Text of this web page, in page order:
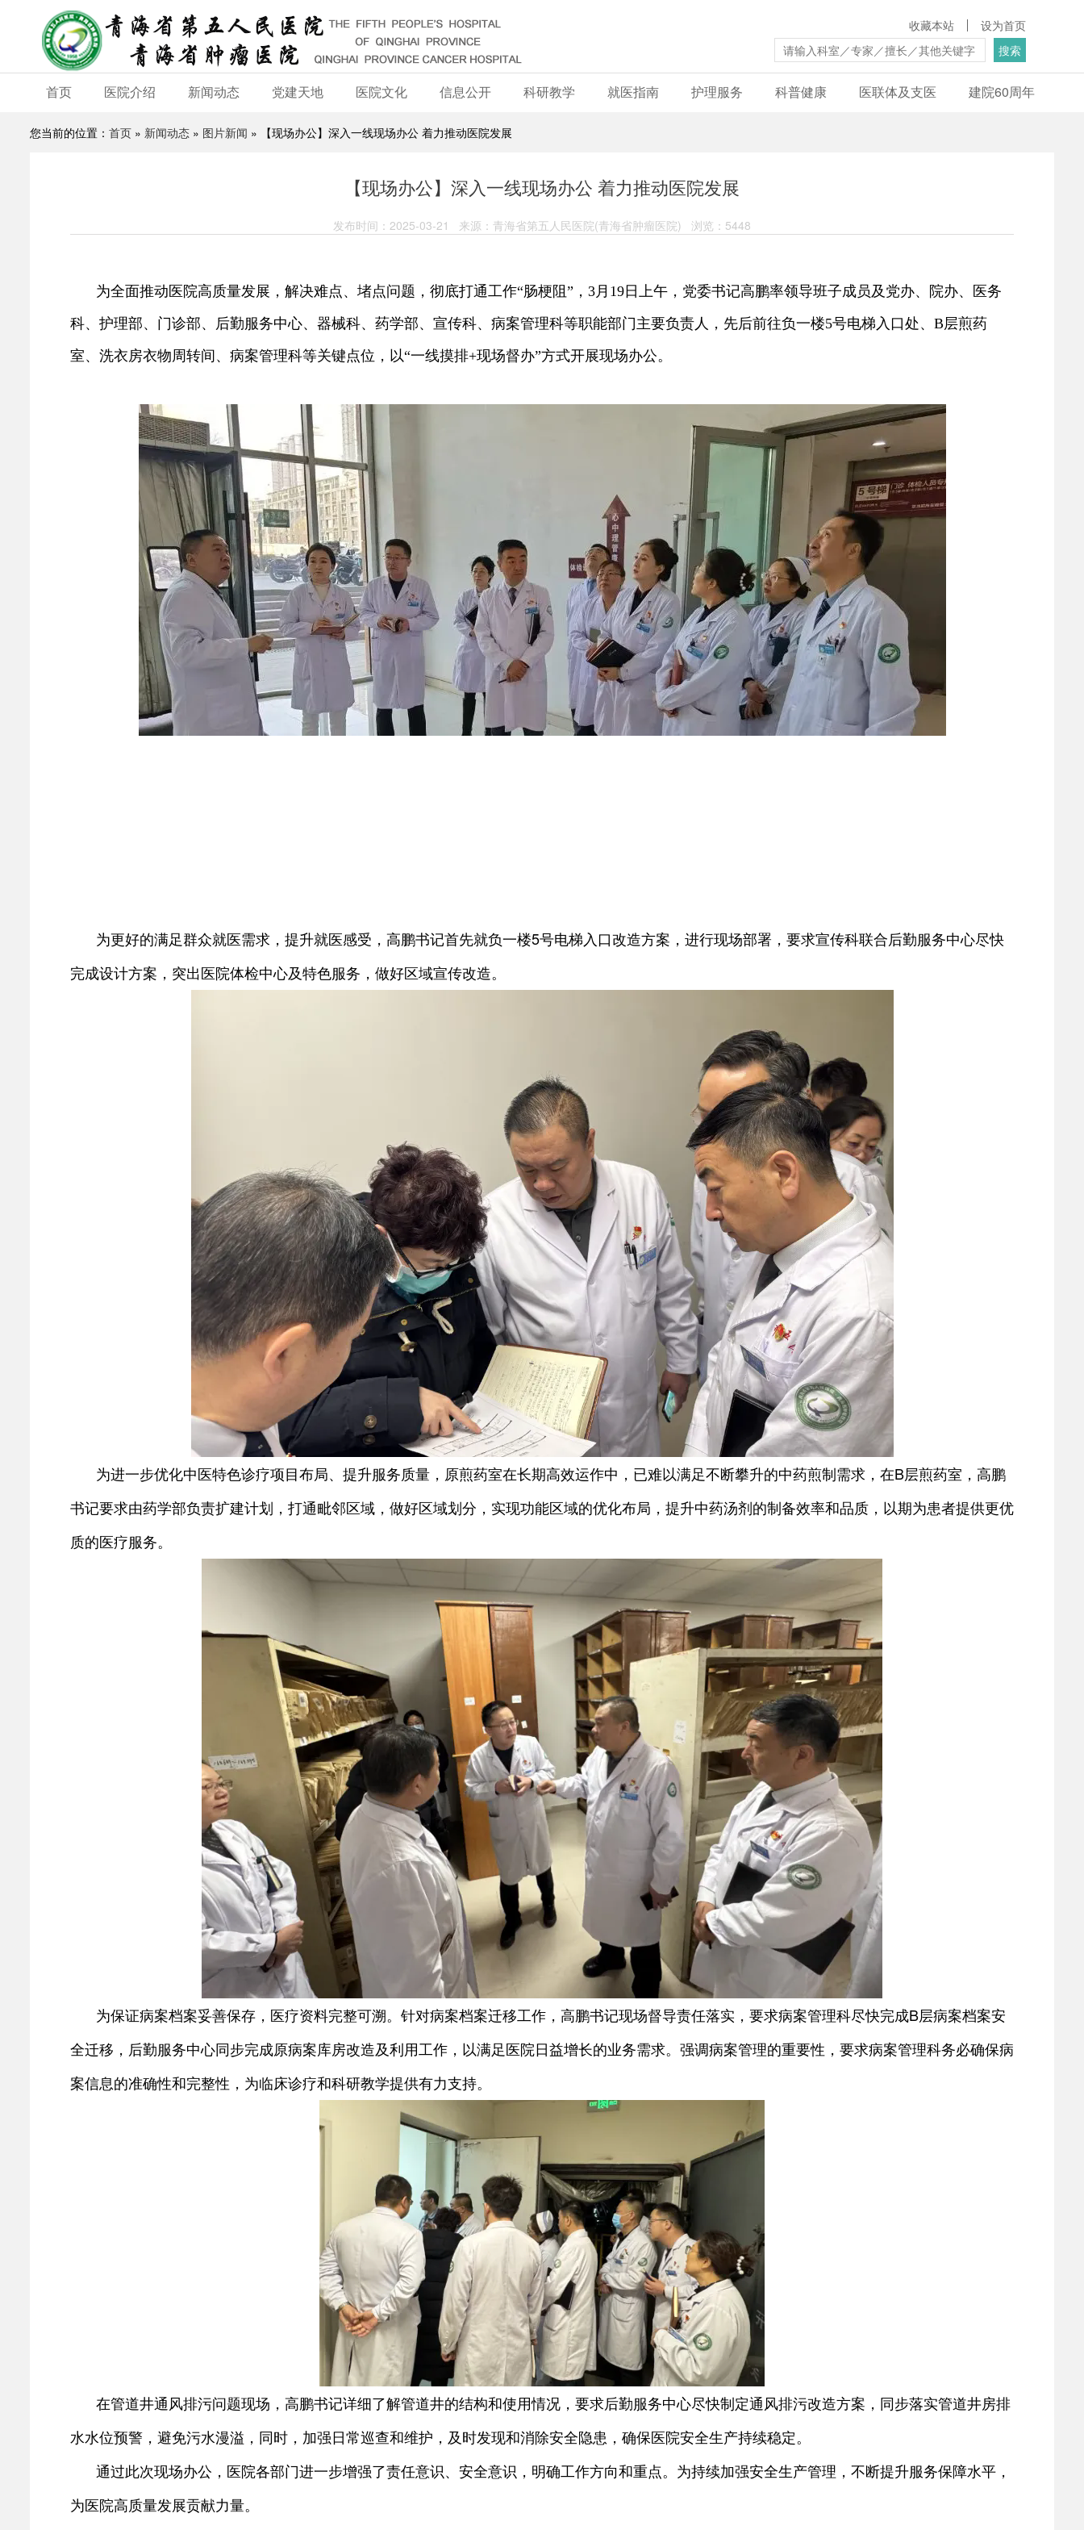
设为首页
收藏本站
搜索
首页 医院介绍 新闻动态 党建天地 医院文化 信息公开 科研教学 就医指南 护理服务 科普健康 医联体及支医 建院60周年
您当前的位置： 首页 » 新闻动态 » 图片新闻 » 【现场办公】深入一线现场办公 着力推动医院发展
【现场办公】深入一线现场办公 着力推动医院发展
发布时间：2025-03-21 来源：青海省第五人民医院(青海省肿瘤医院) 浏览：5448
为全面推动医院高质量发展，解决难点、堵点问题，彻底打通工作“肠梗阻”，3月19日上午，党委书记高鹏率领导班子成员及党办、院办、医务
科、护理部、门诊部、后勤服务中心、器械科、药学部、宣传科、病案管理科等职能部门主要负责人，先后前往负一楼5号电梯入口处、B层煎药
室、洗衣房衣物周转间、病案管理科等关键点位，以“一线摸排+现场督办”方式开展现场办公。
为更好的满足群众就医需求，提升就医感受，高鹏书记首先就负一楼5号电梯入口改造方案，进行现场部署，要求宣传科联合后勤服务中心尽快
完成设计方案，突出医院体检中心及特色服务，做好区域宣传改造。
为进一步优化中医特色诊疗项目布局、提升服务质量，原煎药室在长期高效运作中，已难以满足不断攀升的中药煎制需求，在B层煎药室，高鹏
书记要求由药学部负责扩建计划，打通毗邻区域，做好区域划分，实现功能区域的优化布局，提升中药汤剂的制备效率和品质，以期为患者提供更优
质的医疗服务。
为保证病案档案妥善保存，医疗资料完整可溯。针对病案档案迁移工作，高鹏书记现场督导责任落实， 要求病案管理科尽快完成B层病案档案安
全迁移，后勤服务中心同步完成原病案库房改造及利用工作，以满足医院日益增长的业务需求。强调病案管理的重要性，要求病案管理科务必确保病
案信息的准确性和完整性， 为临床诊疗和科研教学提供有力支持。
在管道井通风排污问题现场，高鹏书记详细了解管道井的结构和使用情况，要求后勤服务中心尽快制定通风排污改造方案，同步落实管道井房排
水水位预警，避免污水漫溢，同时，加强日常巡查和维护，及时发现和消除安全隐患，确保医院安全生产持续稳定。
通过此次现场办公，医院各部门进一步增强了责任意识、安全意识，明确工作方向和重点。为持续加强安全生产管理，不断提升服务保障水平，
为医院高质量发展贡献力量。